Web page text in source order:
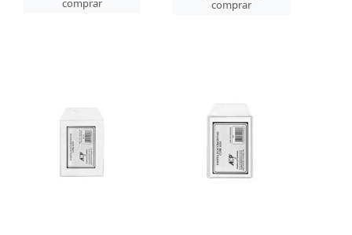
comprar
comprar